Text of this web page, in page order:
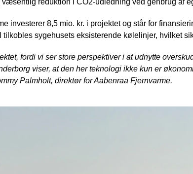
reduktion i CO2-udledning ved genbrug af
investerer 8,5 mio. kr. i projektet og står for
tilkobles sygehusets eksisterende kølelinjer, hvilket
fordi vi ser store perspektiver i at udnytte
viser, at den her teknologi ikke kun er
Palmholt, direktør for Aabenraa Fjernvarme.